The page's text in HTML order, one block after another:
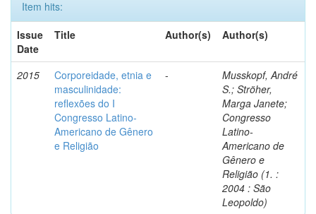
Item hits:
Issue
Date
Title Author(s) Author(s)
2015
Corporeidade, etnia e
masculinidade:
reflexões do I
Congresso Latino-
Americano de Gênero
e Religião
-
Musskopf, André
S.; Ströher,
Marga Janete;
Congresso
Latino-
Americano de
Gênero e
Religião (1. :
2004 : São
Leopoldo)